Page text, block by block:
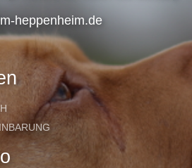
heppenheim.de